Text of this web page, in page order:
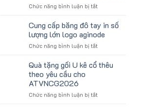
Chức năng bình luận bị tắtở
Chặn
Mồ
Hô
Trán
Logo
Tặng
Cung cấp băng đô tay in số
lượng lớn logo aginode
Chức năng bình luận bị tắtở
cấp
băng
in
Quà tặng gối U kê cổ thêu
theo yêu cầu cho
ATVNCG2026
Chức năng bình luận bị tắtở